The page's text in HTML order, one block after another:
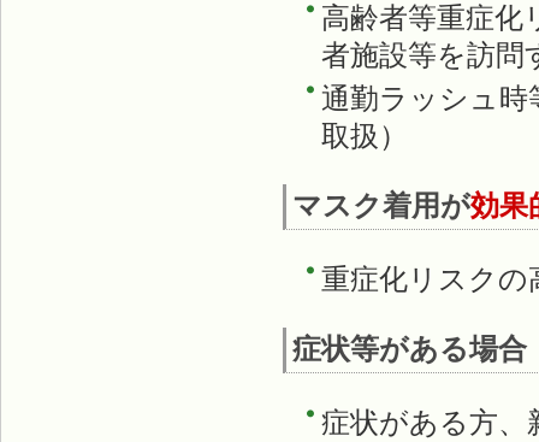
高齢者等重症化
者施設等を訪問
通勤ラッシュ時
取扱）
マスク着用が効果
重症化リスクの
症状等がある場合
症状がある方、